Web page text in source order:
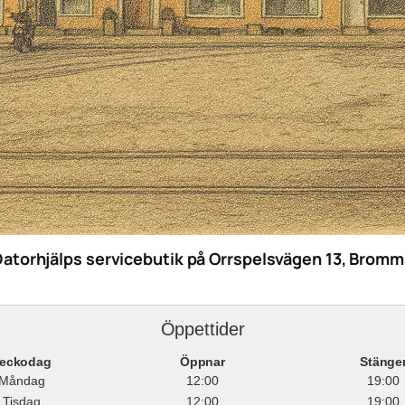
servicebutik på Orrspelsvägen 13,
Öppettider
Öppnar
12:00
19:00
Tisdag
12:00 19:00